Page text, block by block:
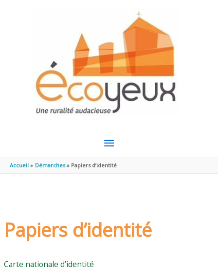
MENU
PRINCIPAL
Accueil Démarches Papiers d’identité
Papiers d’identité
Carte nationale d’identité